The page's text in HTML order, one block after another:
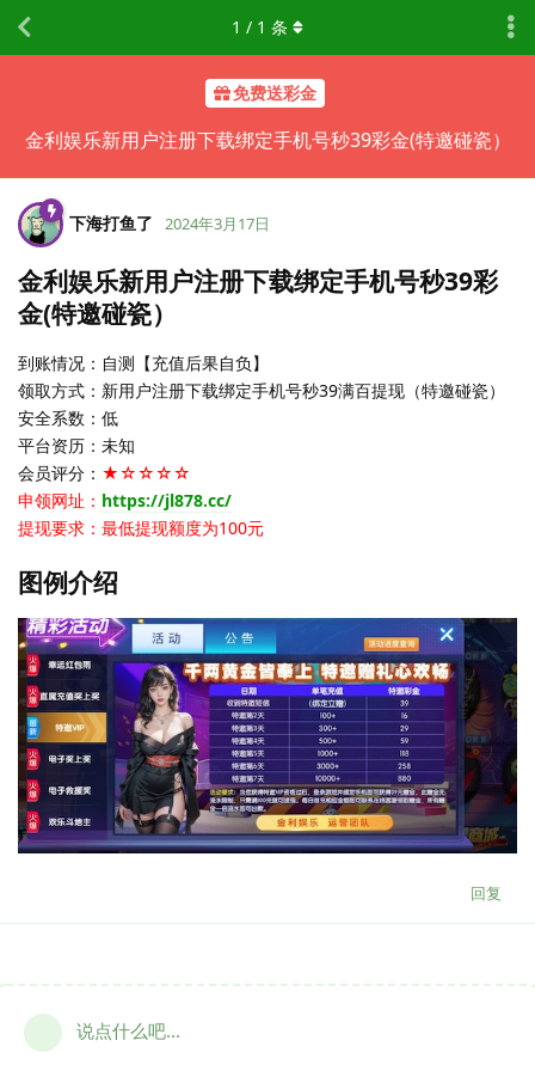
免费送彩金
金利娱乐新用户注册下载绑定手机号秒39彩金(特邀碰瓷）
1 / 1 条
下海打鱼了 2024年3月17日
金利娱乐新用户注册下载绑定手机号秒39彩
金(特邀碰瓷）
到账情况：自测【充值后果自负】
领取方式：新用户注册下载绑定手机号秒39满百提现（特邀碰瓷）
安全系数：低
平台资历：未知
会员评分： ★☆☆☆☆
申领网址： https://jl878.cc/
提现要求：最低提现额度为100元
图例介绍
回复
说点什么吧...